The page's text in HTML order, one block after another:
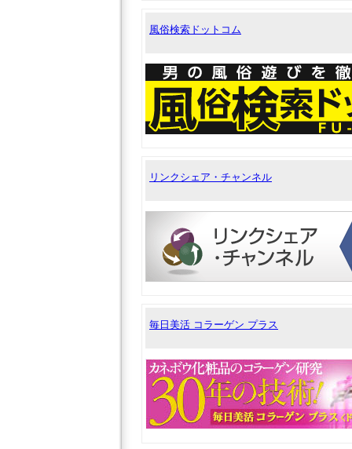
風俗検索ドットコム
リンクシェア・チャンネル
毎日美活 コラーゲン プラス